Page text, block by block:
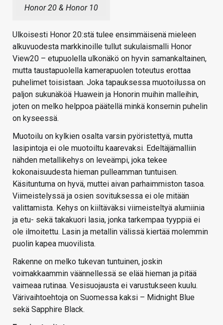
Honor 20 & Honor 10
Ulkoisesti Honor 20:stä tulee ensimmäisenä mieleen
alkuvuodesta markkinoille tullut sukulaismalli Honor
View20 – etupuolella ulkonäkö on hyvin samankaltainen,
mutta taustapuolella kamerapuolen toteutus erottaa
puhelimet toisistaan. Joka tapauksessa muotoilussa on
paljon sukunäköä Huawein ja Honorin muihin malleihin,
joten on melko helppoa päätellä minkä konsernin puhelin
on kyseessä.
Muotoilu on kylkien osalta varsin pyöristettyä, mutta
lasipintoja ei ole muotoiltu kaarevaksi. Edeltäjämalliin
nähden metallikehys on leveämpi, joka tekee
kokonaisuudesta hieman pulleamman tuntuisen.
Käsituntuma on hyvä, muttei aivan parhaimmiston tasoa.
Viimeistelyssä ja osien sovituksessa ei ole mitään
valittamista. Kehys on kiiltäväksi viimeisteltyä alumiinia
ja etu- sekä takakuori lasia, jonka tarkempaa tyyppiä ei
ole ilmoitettu. Lasin ja metallin välissä kiertää molemmin
puolin kapea muovilista.
Rakenne on melko tukevan tuntuinen, joskin
voimakkaammin väännellessä se elää hieman ja pitää
vaimeaa rutinaa. Vesisuojausta ei varustukseen kuulu.
Värivaihtoehtoja on Suomessa kaksi – Midnight Blue
sekä Sapphire Black.